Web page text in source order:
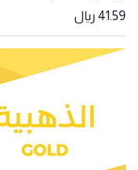
41.59 ريال